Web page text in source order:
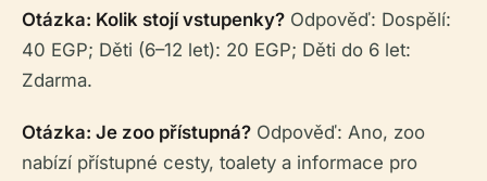
Otázka: Kolik stojí vstupenky? Odpověď: Dospělí:
40 EGP; Děti (6–12 let): 20 EGP; Děti do 6 let:
Zdarma.
Otázka: Je zoo přístupná? Odpověď: Ano, zoo
nabízí přístupné cesty, toalety a informace pro